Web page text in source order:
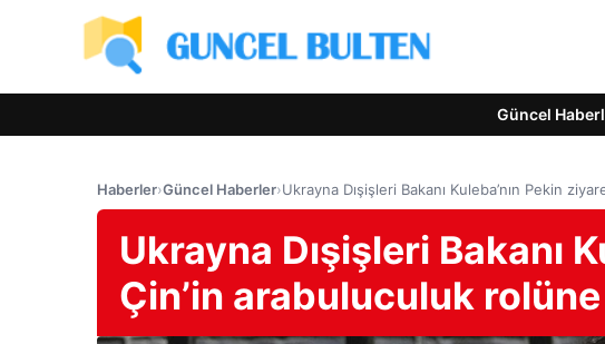
Güncel
Haberler›Güncel Haberler›Ukrayna Dışişleri Bakanı Kuleba’nın Pekin
Ukrayna Dışişleri Bakanı
Çin’in arabuluculuk